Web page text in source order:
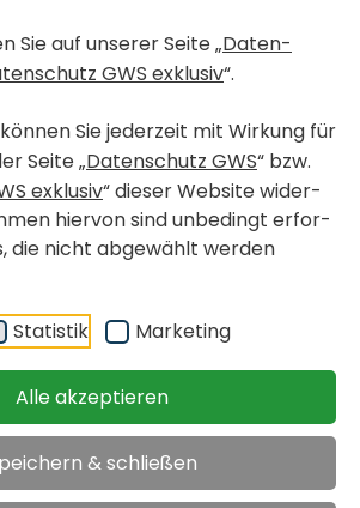
Sie auf unserer Seite „Daten­
GWS exklusiv“.
Sie jeder­zeit mit Wirkung für
Seite „Daten­schutz GWS“ bzw.
exklusiv“ dieser Website wider­
hiervon sind unbe­dingt erfor­
die nicht abge­wählt werden
Statistik Marke­ting
Alle akzeptieren
& schließen
< Neubau - Erst­bezug
< Wohn­pro­jekte in Bau
Johann-Weg 8, 10
Veit am Vogau, Erzherzog-Johann-Weg
Wohnungen